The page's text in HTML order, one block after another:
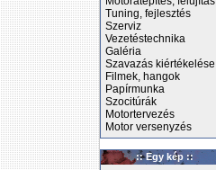
Tuning, fejlesztés
Szerviz
Vezetéstechnika
Galéria
Szavazás kiértékelése
Filmek, hangok
Papírmunka
Szocitúrák
Motortervezés
Motor versenyzés
:: Egy kép ::